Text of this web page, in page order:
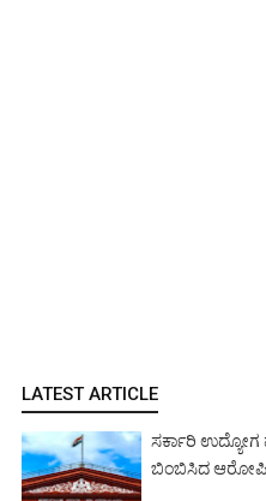
LATEST ARTICLE
ಸರ್ಕಾರಿ ಉದ್ಯೋಗ
ಬಿಂಬಿಸಿದ